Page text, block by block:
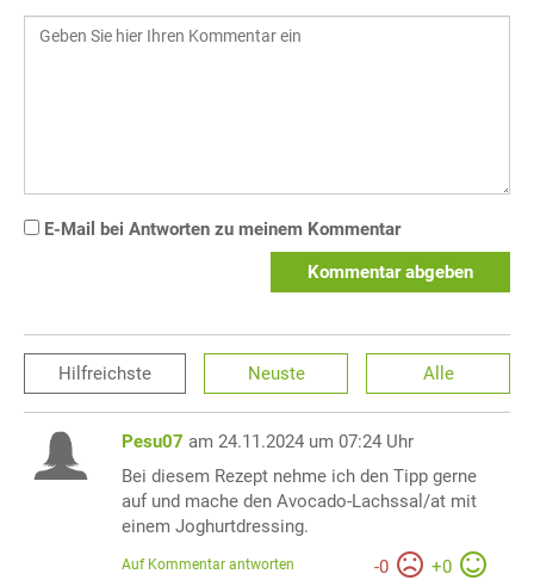
E-Mail bei Antworten zu meinem Kommentar
Kommentar abgeben
Hilfreichste Neuste Alle
Pesu07 am 24.11.2024 um 07:24 Uhr
Bei diesem Rezept nehme ich den Tipp gerne
auf und mache den Avocado-Lachssal/at mit
einem Joghurtdressing.
-0 +0
Auf Kommentar antworten